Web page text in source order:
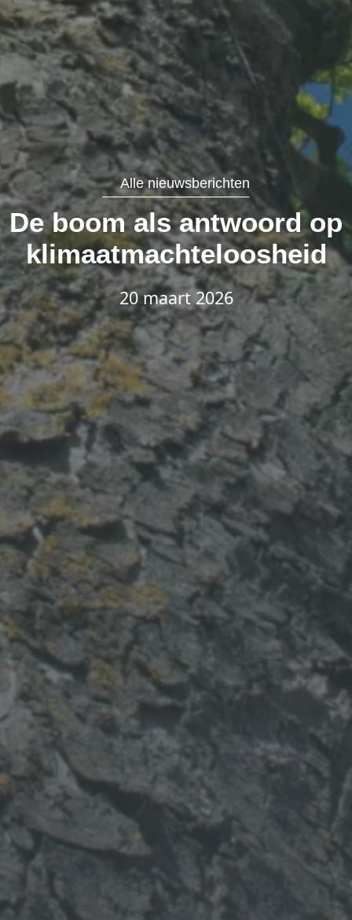
Alle nieuwsberichten
De boom als antwoord op
klimaatmachteloosheid
20 maart 2026